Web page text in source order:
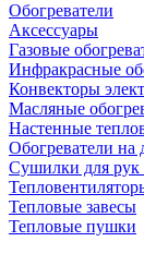
Обогреватели
Аксессуары
Газовые
Инфракрасные
Конвекторы
Масляные
Настенные
Обогреватели на
Сушилки для рук
Тепловые завесы
Тепловые пушки